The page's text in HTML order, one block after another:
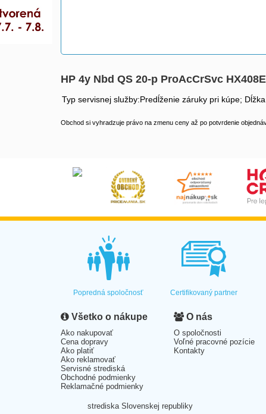
HP 4y Nbd QS 20-p ProAcCrSvc HX408E
Typ servisnej služby:Predĺženie záruky pri kúpe;
Obchod si vyhradzuje právo na zmenu ceny až po potvrdenie
Popredná spoločnosť Certifikovaný partner
Všetko o nákupe
Ako nakupovať
Cena dopravy
Ako platiť
Ako reklamovať
Servisné strediská
Obchodné podmienky
Reklamačné podmienky
O nás
O spoločnosti
Voľné pracovné pozície
Kontakty
strediska Slovenskej republiky